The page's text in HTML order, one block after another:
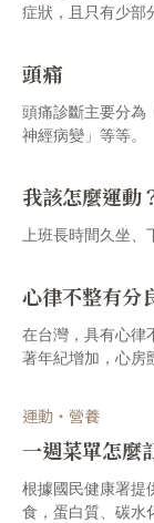
症狀，且只有少部
頭痛
頭痛診斷主要分為
神經病變」等等。
我該怎麼運動
上班長時間久坐、
心律不整有分
在台灣，具有心律
著年紀增加，心房
運動・營養
一週菜單怎麼
根據國民健康署提
食，蛋白質、碳水